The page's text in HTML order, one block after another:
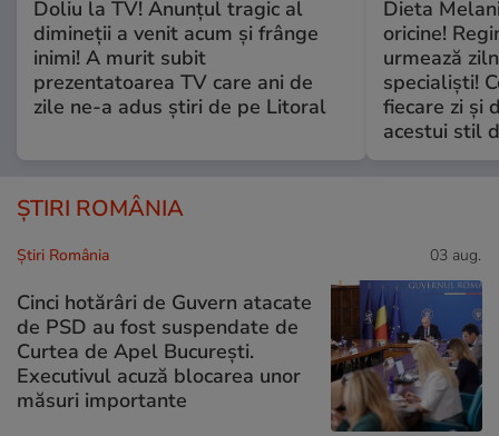
Doliu la TV! Anunțul tragic al
dimineții a venit acum și frânge
inimi! A murit subit
prezentatoarea TV care ani de
zile ne-a adus știri de pe Litoral
Dieta
oricine!
urmează
specialiști!
fiecare zi și
acestui stil
ȘTIRI ROMÂNIA
Știri România 03 aug.
Cinci hotărâri de Guvern atacate
de PSD au fost suspendate de
Curtea de Apel București.
Executivul acuză blocarea unor
măsuri importante